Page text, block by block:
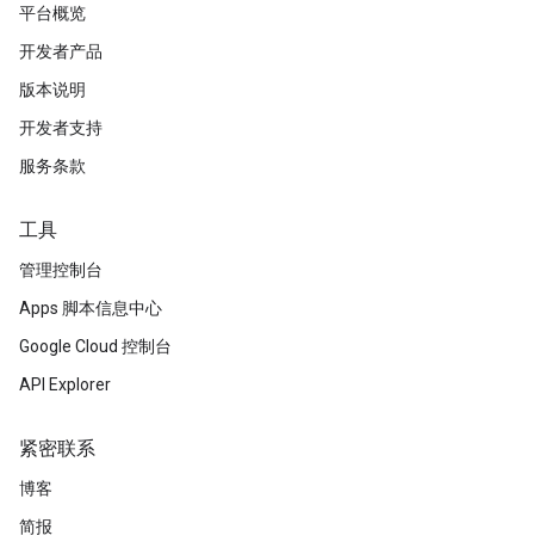
平台概览
开发者产品
版本说明
开发者支持
服务条款
工具
管理控制台
Apps 脚本信息中心
Google Cloud 控制台
API Explorer
紧密联系
博客
简报